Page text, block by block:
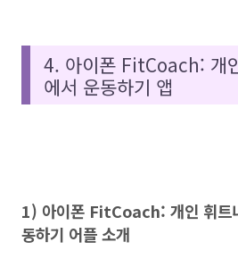
4. 아이폰 FitCoach: 개
에서 운동하기 앱
1) 아이폰 FitCoach: 개인 휘트
동하기 어플 소개